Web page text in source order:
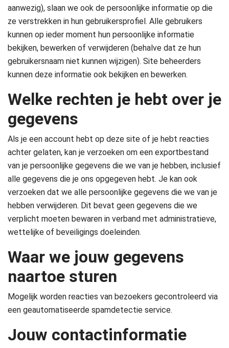
aanwezig), slaan we ook de persoonlijke informatie op die
ze verstrekken in hun gebruikersprofiel. Alle gebruikers
kunnen op ieder moment hun persoonlijke informatie
bekijken, bewerken of verwijderen (behalve dat ze hun
gebruikersnaam niet kunnen wijzigen). Site beheerders
kunnen deze informatie ook bekijken en bewerken.
Welke rechten je hebt over je
gegevens
Als je een account hebt op deze site of je hebt reacties
achter gelaten, kan je verzoeken om een exportbestand
van je persoonlijke gegevens die we van je hebben, inclusief
alle gegevens die je ons opgegeven hebt. Je kan ook
verzoeken dat we alle persoonlijke gegevens die we van je
hebben verwijderen. Dit bevat geen gegevens die we
verplicht moeten bewaren in verband met administratieve,
wettelijke of beveiligings doeleinden.
Waar we jouw gegevens
naartoe sturen
Mogelijk worden reacties van bezoekers gecontroleerd via
een geautomatiseerde spamdetectie service.
Jouw contactinformatie